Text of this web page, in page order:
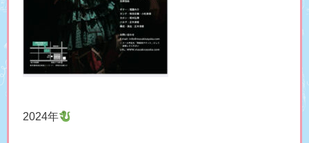
2024年